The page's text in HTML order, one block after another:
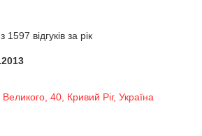
відгуків за рік
40, Кривий Ріг, Україна